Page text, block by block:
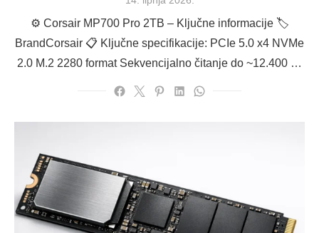
⚙️ Corsair MP700 Pro 2TB – Ključne informacije 🏷
BrandCorsair 📋 Ključne specifikacije: PCIe 5.0 x4 NVMe
2.0 M.2 2280 format Sekvencijalno čitanje do ~12.400 …